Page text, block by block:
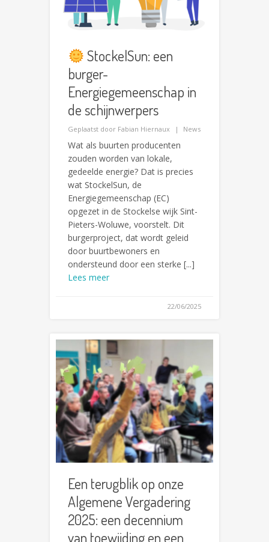
StockelSun: een
burger-
Energiegemeenschap in
de schijnwerpers
Geplaatst door Fabian Hiernaux News
Wat als buurten producenten
zouden worden van lokale,
gedeelde energie? Dat is precies
wat StockelSun, de
Energiegemeenschap (EC)
opgezet in de Stockelse wijk Sint-
Pieters-Woluwe, voorstelt. Dit
burgerproject, dat wordt geleid
door buurtbewoners en
ondersteund door een sterke [...]
Lees meer
22/06/2025
Een terugblik op onze
Algemene Vergadering
2025: een decennium
van toewijding en een